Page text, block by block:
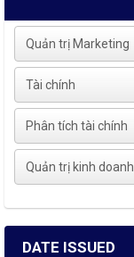
Quản trị Marketing
Tài chính
Phân tích tài chính
Quản trị kinh doanh
DATE ISSUED